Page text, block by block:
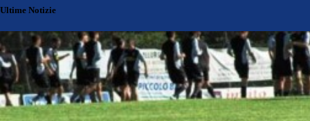
Ultime Notizie